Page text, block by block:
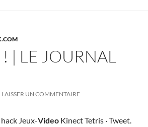
| LE JOURNAL
LAISSER UN COMMENTAIRE
Jeux-Video Kinect Tetris · Tweet.